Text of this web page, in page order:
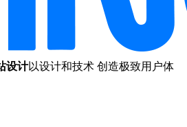
设计以设计和技术 创造极致用户体